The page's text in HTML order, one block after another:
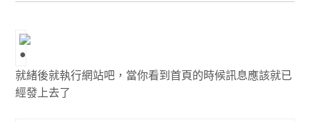
就緒後就執行網站吧，當你看到首頁的時候訊息應該就已
經發上去了